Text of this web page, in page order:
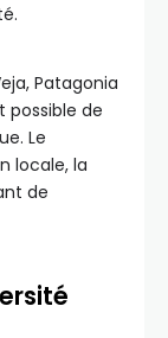
Patagonia
possible de
Le
locale, la
de